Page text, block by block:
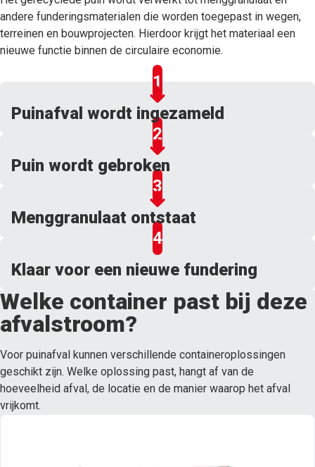
andere funderingsmaterialen die worden toegepast in wegen,
terreinen en bouwprojecten. Hierdoor krijgt het materiaal een
nieuwe functie binnen de circulaire economie.
Puinafval wordt ingezameld
Puin wordt gebroken
Menggranulaat ontstaat
Klaar voor een nieuwe fundering
Welke container past bij deze
afvalstroom?
Voor puinafval kunnen verschillende containeroplossingen
geschikt zijn. Welke oplossing past, hangt af van de
hoeveelheid afval, de locatie en de manier waarop het afval
vrijkomt.